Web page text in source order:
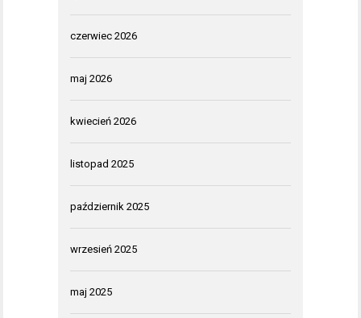
czerwiec 2026
maj 2026
kwiecień 2026
listopad 2025
październik 2025
wrzesień 2025
maj 2025